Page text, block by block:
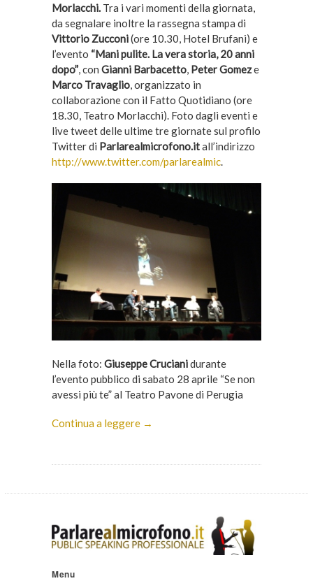
Morlacchi.Tra i vari momenti della giornata,
da segnalare inoltre la rassegna stampa di
Vittorio Zucconi(ore 10.30, Hotel Brufani) e
l’evento “Mani pulite. La vera storia, 20 anni
dopo”, con Gianni Barbacetto, Peter Gomeze
Marco Travaglio, organizzato in
collaborazione con il Fatto Quotidiano (ore
18.30, Teatro Morlacchi). Foto dagli eventi e
live tweet delle ultime tre giornate sul profilo
Twitter di Parlarealmicrofono.itall’indirizzo
http://www.twitter.com/parlarealmic.
Nella foto: Giuseppe Crucianidurante
l’evento pubblico di sabato 28 aprile “Se non
avessi più te” al Teatro Pavone di Perugia
Continua a leggere →
Menu